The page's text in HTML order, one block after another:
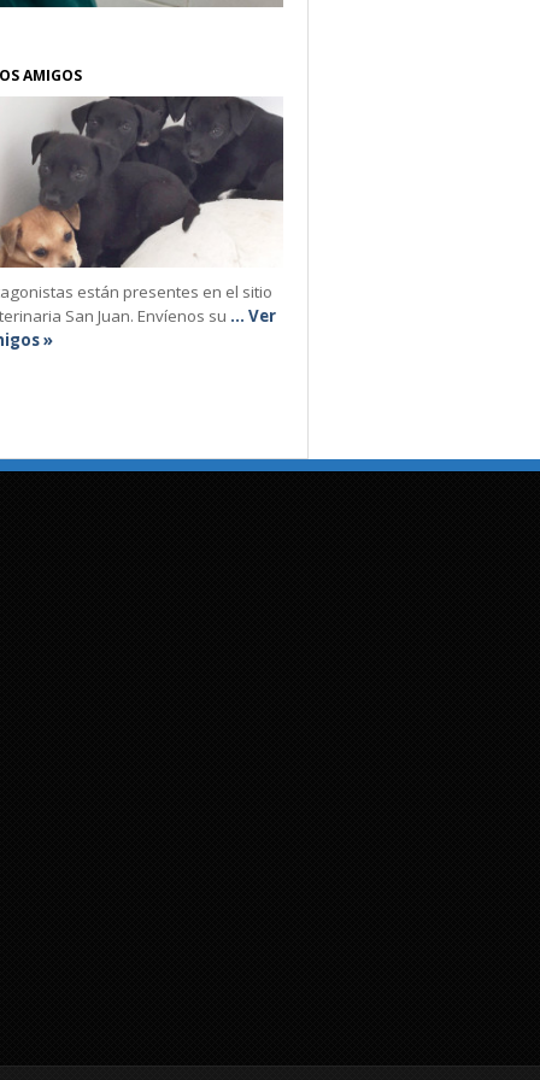
AMIGOS
están presentes en el sitio
San Juan. Envíenos su ... Ver
»